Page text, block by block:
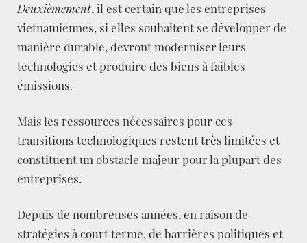
Deuxièmement, il est certain que les entreprises
vietnamiennes, si elles souhaitent se développer de
manière durable, devront moderniser leurs
technologies et produire des biens à faibles
émissions.
Mais les ressources nécessaires pour ces
transitions technologiques restent très limitées et
constituent un obstacle majeur pour la plupart des
entreprises.
Depuis de nombreuses années, en raison de
stratégies à court terme, de barrières politiques et